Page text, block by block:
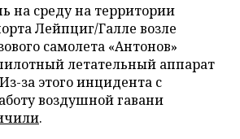
на среду на территории
Лейпциг/Галле возле
самолета «Антонов»
летательный аппарат
за этого инцидента с
воздушной гавани
.